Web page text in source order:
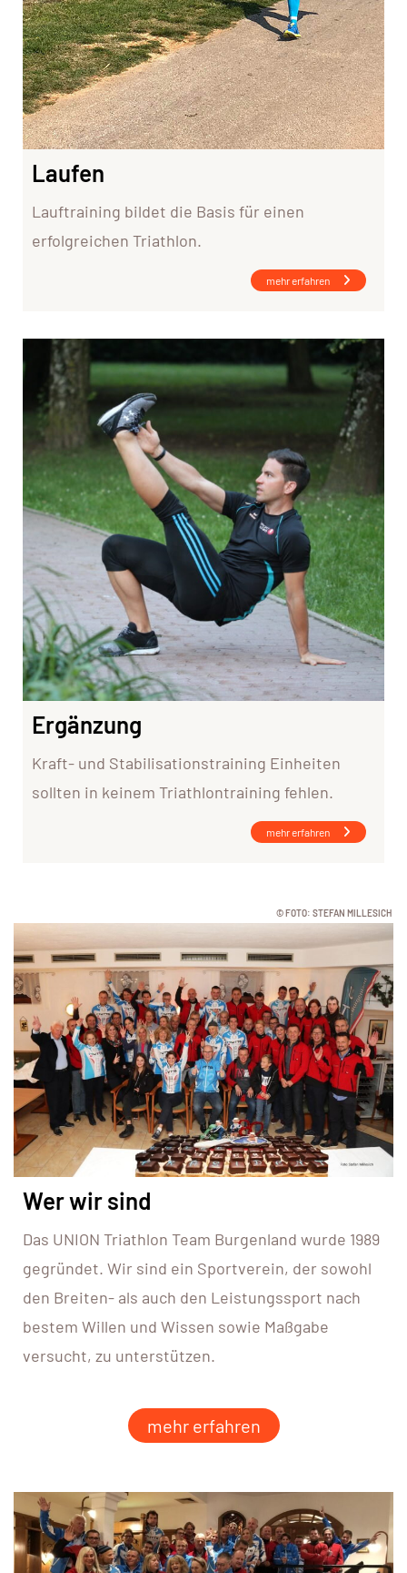
Laufen
Lauftraining bildet die Basis für einen
erfolgreichen Triathlon.
mehr erfahren
Ergänzung
Kraft- und Stabilisationstraining Einheiten
sollten in keinem Triathlontraining fehlen.
mehr erfahren
© FOTO: STEFAN MILLESICH
Wer wir sind
Das UNION Triathlon Team Burgenland wurde 1989
gegründet. Wir sind ein Sportverein, der sowohl
den Breiten- als auch den Leistungssport nach
bestem Willen und Wissen sowie Maßgabe
versucht, zu unterstützen.
mehr erfahren